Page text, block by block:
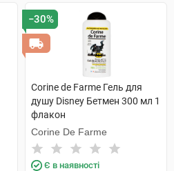
−30%
Corine de Farme Гель для
душу Disney Бетмен 300 мл 1
флакон
Corine De Farme
Є в наявності